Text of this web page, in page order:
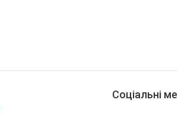
Соціальні